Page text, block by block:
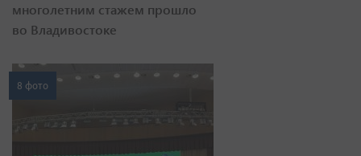
многолетним стажем прошло
во Владивостоке
8 фото